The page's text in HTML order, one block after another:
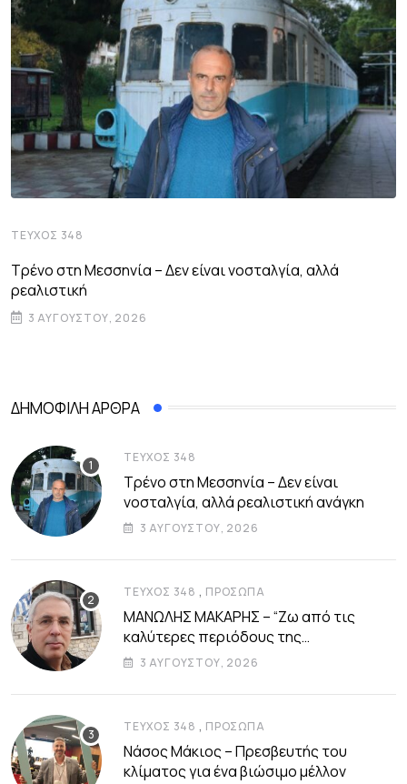
ΤΕΎΧΟΣ 348
Τρένο στη Μεσσηνία – Δεν είναι νοσταλγία, αλλά
ρεαλιστική
3 ΑΥΓΟΎΣΤΟΥ, 2026
ΔΗΜΟΦΙΛΉ ΆΡΘΡΑ
ΤΕΎΧΟΣ 348
Τρένο στη Μεσσηνία – Δεν είναι
νοσταλγία, αλλά ρεαλιστική ανάγκη
3 ΑΥΓΟΎΣΤΟΥ, 2026
ΤΕΎΧΟΣ 348 , ΠΡΌΣΩΠΑ
ΜΑΝΩΛΗΣ ΜΑΚΑΡΗΣ – “Ζω από τις
καλύτερες περιόδους της
αυτοδιοικητικής μου ζωής”
3 ΑΥΓΟΎΣΤΟΥ, 2026
ΤΕΎΧΟΣ 348 , ΠΡΌΣΩΠΑ
Νάσος Μάκιος – Πρεσβευτής του
κλίματος για ένα βιώσιμο μέλλον